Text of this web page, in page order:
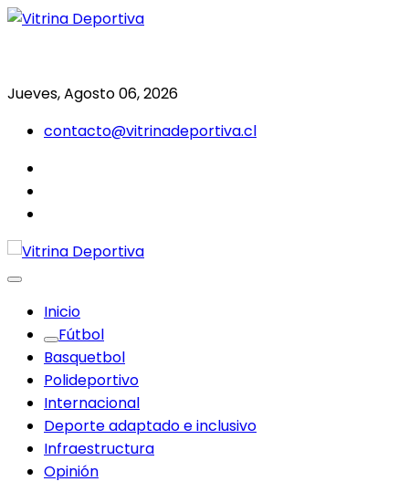
Saltar
Jueves, Agosto 06, 2026
contacto@vitrinadeportiva.cl
Inicio
Fútbol
Basquetbol
Polideportivo
Internacional
Deporte adaptado e inclusivo
Infraestructura
Opinión